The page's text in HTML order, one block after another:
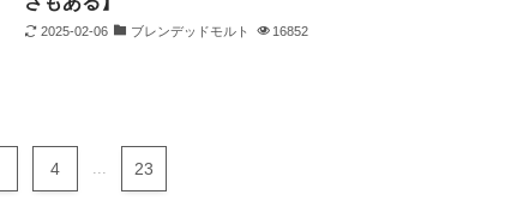
2025-02-06 ブレンデッドモルト 16852
4 ... 23